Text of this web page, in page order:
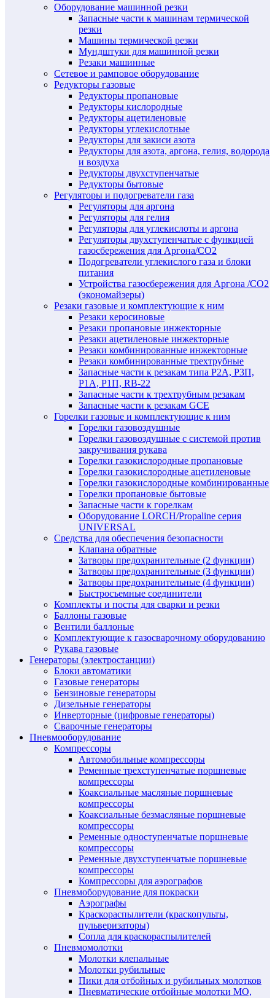
Оборудование машинной резки
Запасные части к машинам термической
резки
Машины термической резки
Мундштуки для машинной резки
Резаки машинные
Сетевое и рамповое оборудование
Редукторы газовые
Редукторы пропановые
Редукторы кислородные
Редукторы ацетиленовые
Редукторы углекислотные
Редукторы для закиси азота
Редукторы для азота, аргона, гелия, водорода
и воздуха
Редукторы двухступенчатые
Редукторы бытовые
Регуляторы и подогреватели газа
Регуляторы для аргона
Регуляторы для гелия
Регуляторы для углекислоты и аргона
Регуляторы двухступенчатые c функцией
газосбережения для Аргона/СО2
Подогреватели углекислого газа и блоки
питания
Устройства газосбережения для Аргона /СО2
(экономайзеры)
Резаки газовые и комплектующие к ним
Резаки керосиновые
Резаки пропановые инжекторные
Резаки ацетиленовые инжекторные
Резаки комбинированные инжекторные
Резаки комбинированные трехтрубные
Запасные части к резакам типа Р2А, Р3П,
Р1А, Р1П, RB-22
Запасные части к трехтрубным резакам
Запасные части к резакам GCE
Горелки газовые и комплектующие к ним
Горелки газовоздушные
Горелки газовоздушные с системой против
закручивания рукава
Горелки газокислородные пропановые
Горелки газокислородные ацетиленовые
Горелки газокислородные комбинированные
Горелки пропановые бытовые
Запасные части к горелкам
Оборудование LORCH/Propaline серия
UNIVERSAL
Средства для обеспечения безопасности
Клапана обратные
Затворы предохранительные (2 функции)
Затворы предохранительные (3 функции)
Затворы предохранительные (4 функции)
Быстросъемные соединители
Комплекты и посты для сварки и резки
Баллоны газовые
Вентили баллоные
Комплектующие к газосварочному оборудованию
Рукава газовые
Генераторы (электростанции)
Блоки автоматики
Газовые генераторы
Бензиновые генераторы
Дизельные генераторы
Инверторные (цифровые генераторы)
Сварочные генераторы
Пневмооборудование
Компрессоры
Автомобильные компрессоры
Ременные трехступенчатые поршневые
компрессоры
Коаксиальные масляные поршневые
компрессоры
Коаксиальные безмасляные поршневые
компрессоры
Ременные одноступенчатые поршневые
компрессоры
Ременные двухступенчатые поршневые
компрессоры
Компрессоры для аэрографов
Пневмоборудование для покраски
Аэрографы
Краскораспылители (краскопульты,
пульверизаторы)
Сопла для краскораспылителей
Пневмомолотки
Молотки клепальные
Молотки рубильные
Пики для отбойных и рубильных молотков
Пневматические отбойные молотки МО,